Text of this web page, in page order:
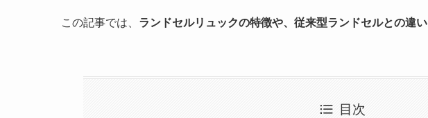
この記事では、 ランドセルリュックの特徴や、従来型ランドセルとの違い
目次